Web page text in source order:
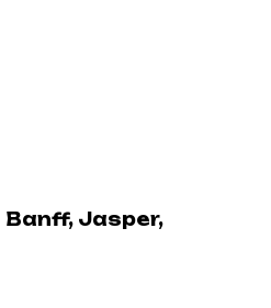
Banff, Jasper,